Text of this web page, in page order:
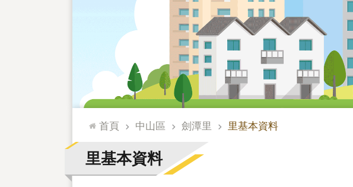
::: 首頁 中山區 劍潭里 里基本資料
里基本資料